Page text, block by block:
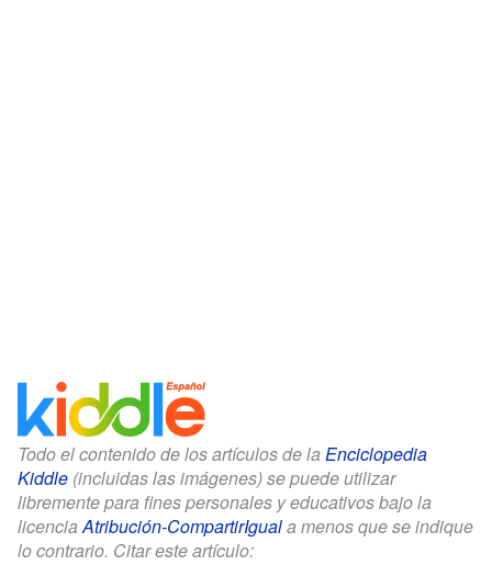
Todo el contenido de los artículos de la Enciclopedia
Kiddle (incluidas las imágenes) se puede utilizar
libremente para fines personales y educativos bajo la
licenciaAtribución-CompartirIguala menos que se indique
lo contrario. Citar este artículo: